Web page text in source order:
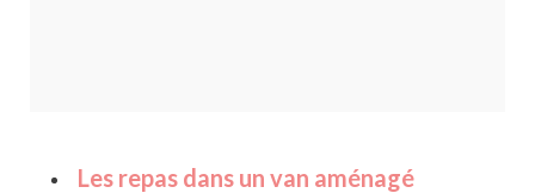
Les repas dans un van aménagé